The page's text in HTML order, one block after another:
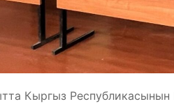
Кыргыз